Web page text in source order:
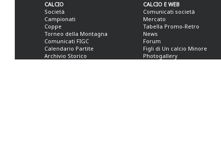
CALCIO
Società
Campionati
Coppe
Torneo della Montagna
Comunicati FIGC
Calendario Partite
Archivio Storico
CALCIO E WEB
Comunicati società
Mercato
Tabella Promo-Retro
News
Forum
Figli di Un calcio Minore
Photogallery